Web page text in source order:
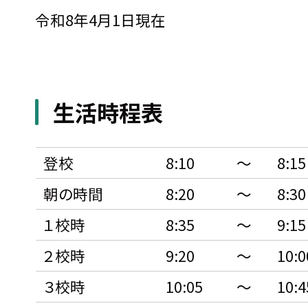
令和8年4月1日現在
生活時程表
登校 8:10 〜
8:15
朝の時間
8:20 〜
8:30
１校時
8:35 〜
9:15
２校時
9:20 〜
３校時
10:05 〜